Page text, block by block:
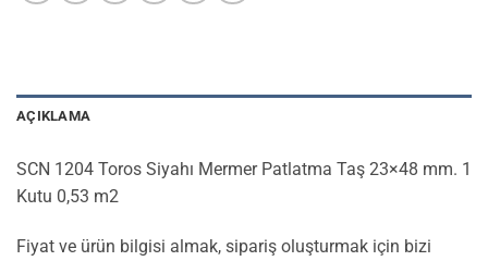
AÇIKLAMA
SCN 1204 Toros Siyahı Mermer Patlatma Taş 23×48 mm. 1
Kutu 0,53 m2
Fiyat ve ürün bilgisi almak, sipariş oluşturmak için bizi